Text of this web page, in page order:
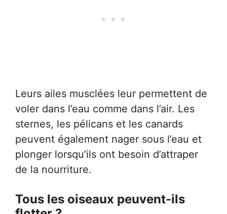
Leurs ailes musclées leur permettent de
voler dans l’eau comme dans l’air. Les
sternes, les pélicans et les canards
peuvent également nager sous l’eau et
plonger lorsqu’ils ont besoin d’attraper
de la nourriture.
Tous les oiseaux peuvent-ils